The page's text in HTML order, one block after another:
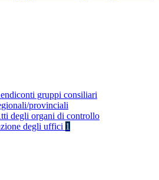
gruppi consiliari
provinciali
degli organi di controllo
degli uffici 1